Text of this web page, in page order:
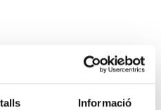
Informació